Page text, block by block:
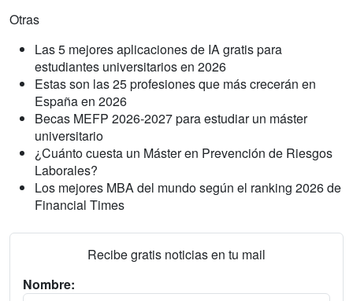
Otras
Las 5 mejores aplicaciones de IA gratis para
estudiantes universitarios en 2026
Estas son las 25 profesiones que más crecerán en
España en 2026
Becas MEFP 2026-2027 para estudiar un máster
universitario
¿Cuánto cuesta un Máster en Prevención de Riesgos
Laborales?
Los mejores MBA del mundo según el ranking 2026 de
Financial Times
Recibe gratis noticias en tu mail
Nombre: